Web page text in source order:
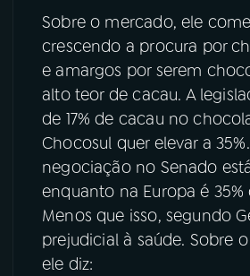
Sobre o mercado, ele
crescendo a procura por
e amargos por serem
alto teor de cacau. A
de 17% de cacau no
Chocosul quer elevar a
negociação no Senado
enquanto na Europa é 35%
Menos que isso, segundo
prejudicial à saúde. Sobre
ele diz: